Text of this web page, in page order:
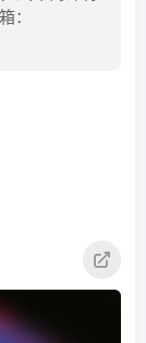
：